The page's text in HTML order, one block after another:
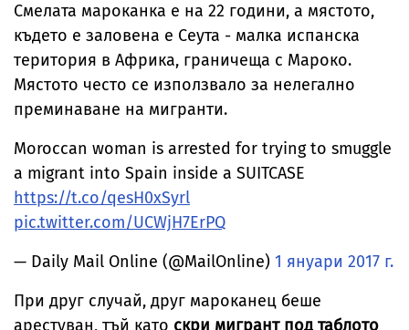
Смелата мароканка е на 22 години, а мястото,
където е заловена е Сеута - малка испанска
територия в Африка, граничеща с Мароко.
Мястото често се използвало за нелегално
преминаване на мигранти.
Moroccan woman is arrested for trying to smuggle
a migrant into Spain inside a SUITCASE
https://t.co/qesH0xSyrl
pic.twitter.com/UCWjH7ErPQ
— Daily Mail Online (@MailOnline) 1 януари 2017 г.
При друг случай, друг мароканец беше
арестуван, тъй като скри мигрант под таблото